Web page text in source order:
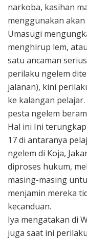
narkoba, kasihan
menggunakan
Umasugi
menghirup lem,
satu ancaman
perilaku ngelem
jalanan), kini
ke kalangan
pesta ngelem
Hal ini Ini
17 di antaranya
ngelem di Koja,
diproses hukum,
masing-masing
menjamin mereka
kecanduan.
Iya mengatakan di
juga saat ini